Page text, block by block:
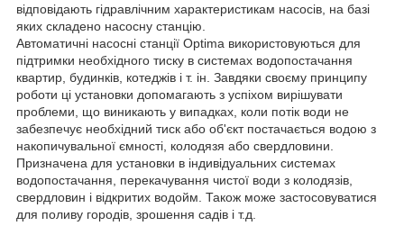
відповідають гідравлічним характеристикам насосів, на базі
яких складено насосну станцію.
Автоматичні насосні станції Optima використовуються для
підтримки необхідного тиску в системах водопостачання
квартир, будинків, котеджів і т. ін. Завдяки своєму принципу
роботи ці установки допомагають з успіхом вирішувати
проблеми, що виникають у випадках, коли потік води не
забезпечує необхідний тиск або об'єкт постачається водою з
накопичувальної ємності, колодязя або свердловини.
Призначена для установки в індивідуальних системах
водопостачання, перекачування чистої води з колодязів,
свердловин і відкритих водойм. Також може застосовуватися
для поливу городів, зрошення садів і т.д.